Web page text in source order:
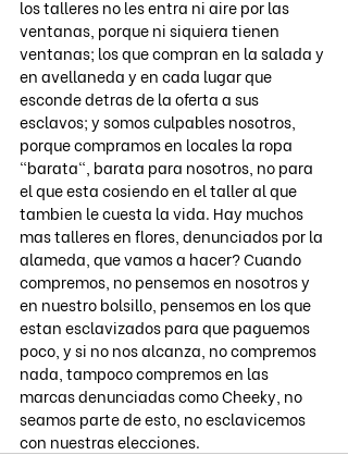
los talleres no les entra ni aire por las
ventanas, porque ni siquiera tienen
ventanas; los que compran en la salada y
en avellaneda y en cada lugar que
esconde detras de la oferta a sus
esclavos; y somos culpables nosotros,
porque compramos en locales la ropa
"barata", barata para nosotros, no para
el que esta cosiendo en el taller al que
tambien le cuesta la vida. Hay muchos
mas talleres en flores, denunciados por la
alameda, que vamos a hacer? Cuando
compremos, no pensemos en nosotros y
en nuestro bolsillo, pensemos en los que
estan esclavizados para que paguemos
poco, y si no nos alcanza, no compremos
nada, tampoco compremos en las
marcas denunciadas como Cheeky, no
seamos parte de esto, no esclavicemos
con nuestras elecciones.